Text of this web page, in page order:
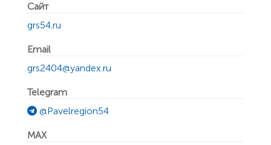
Сайт
grs54.ru
Email
grs2404@yandex.ru
Telegram
@Pavelregion54
MAX